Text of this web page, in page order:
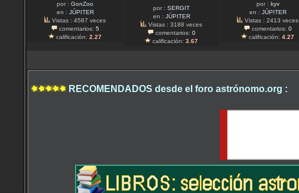
por : GonZoo
en : JÚPITER
Vistas : 4587 veces
comentarios: 5
calificación: 2.27
por : SERGIT
en : JÚPITER
Vistas : 3188 veces
comentarios: 0
calificación: 3.67
por : kyv
en : JÚPITER
Vistas : 2413 veces
comentarios: 0
calificación: 4.27
RECOMENDADOS desde el foro astrónomo.org :